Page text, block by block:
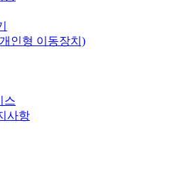
인형 이동장치)
스
사항